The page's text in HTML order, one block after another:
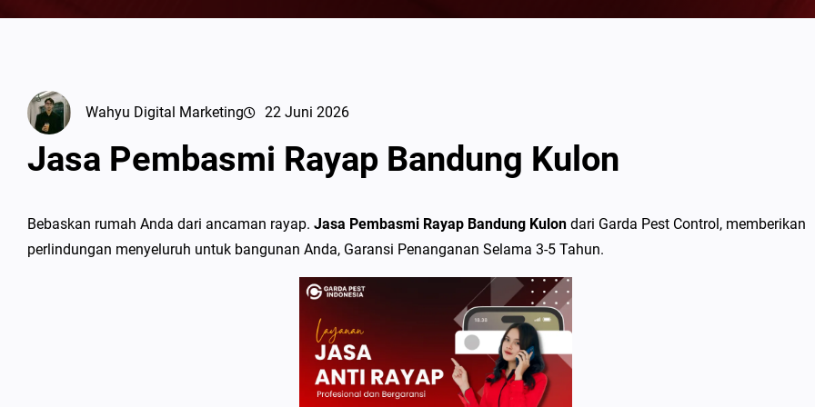
Wahyu Digital Marketing 22 Juni 2026
Jasa Pembasmi Rayap Bandung Kulon
Bebaskan rumah Anda dari ancaman rayap. Jasa Pembasmi Rayap Bandung Kulon dari Garda Pest Control, memberikan
perlindungan menyeluruh untuk bangunan Anda, Garansi Penanganan Selama 3-5 Tahun.